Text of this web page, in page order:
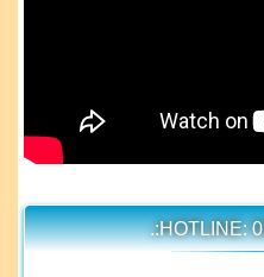
.:HOTLINE: